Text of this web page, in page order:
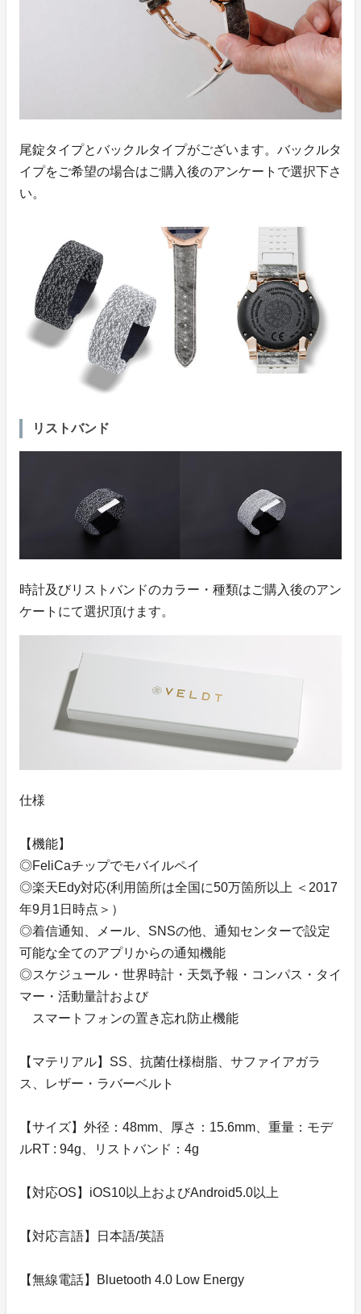
尾錠タイプとバックルタイプがございます。バックルタ
イプをご希望の場合はご購入後のアンケートで選択下さ
い。
リストバンド
時計及びリストバンドのカラー・種類はご購入後のアン
ケートにて選択頂けます。
仕様
【機能】
◎FeliCaチップでモバイルペイ
◎楽天Edy対応(利用箇所は全国に50万箇所以上 ＜2017
年9月1日時点＞）
◎着信通知、メール、SNSの他、通知センターで設定
可能な全てのアプリからの通知機能
◎スケジュール・世界時計・天気予報・コンパス・タイ
マー・活動量計および
スマートフォンの置き忘れ防止機能
【マテリアル】SS、抗菌仕様樹脂、サファイアガラ
ス、レザー・ラバーベルト
【サイズ】外径：48mm、厚さ：15.6mm、重量：モデ
ルRT : 94g、リストバンド：4g
【対応OS】iOS10以上およびAndroid5.0以上
【対応言語】日本語/英語
【無線電話】Bluetooth 4.0 Low Energy